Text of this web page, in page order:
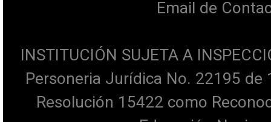
Email de
INSTITUCIÓN SUJETA A
Personeria Jurídica No. 22195
Resolución 15422 como